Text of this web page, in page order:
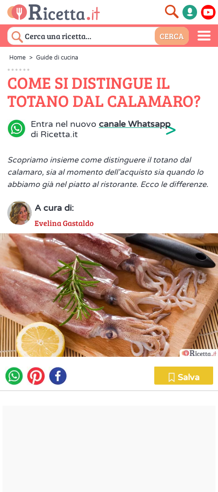
Home > Guide di cucina
COME SI DISTINGUE IL
TOTANO DAL CALAMARO?
Entra nel nuovo canale Whatsapp
di Ricetta.it
>
Scopriamo insieme come distinguere il totano dal
calamaro, sia al momento dell'acquisto sia quando lo
abbiamo già nel piatto al ristorante. Ecco le differenze.
A cura di:
Evelina Gastaldo
Salva